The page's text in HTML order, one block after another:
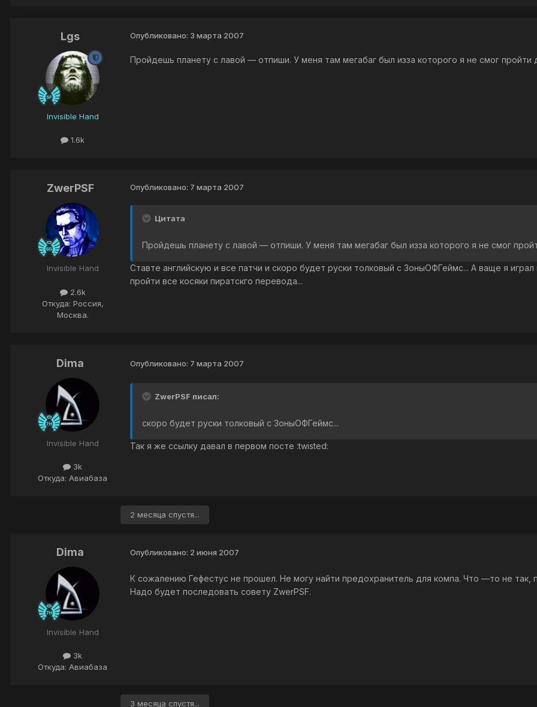
Lgs
Invisible Hand
1.6k
Опубликовано: 3 марта 2007
Пройдешь планету с лавой — отпиши. У меня там мегабаг был изза которого я не смог пройти
ZwerPSF
Invisible Hand
2.6k
Откуда: Россия,
Москва.
Опубликовано: 7 марта 2007
Цитата
Пройдешь планету с лавой — отпиши. У меня там мегабаг был изза которого я не смог
Ставте английскую и все патчи и скоро будет руски толковый с ЗоныОФГеймс... А ваще я
пройти все косяки пиратскго перевода...
Dima
Invisible Hand
3k
Откуда: Авиабаза
Опубликовано: 7 марта 2007
ZwerPSF писал:
скоро будет руски толковый с ЗоныОФГеймс...
Так я же ссылку давал в первом посте :twisted:
2 месяца спустя...
Dima
Invisible Hand
3k
Откуда: Авиабаза
Опубликовано: 2 июня 2007
К сожалению Гефестус не прошел. Не могу найти предохранитель для компа. Что —то не так,
Надо будет последовать совету ZwerPSF.
3 месяца спустя...